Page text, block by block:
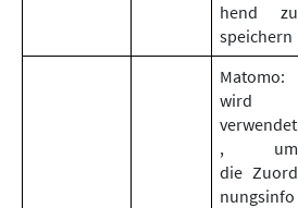
hend zu
speichern
Matomo:
wird
verwendet
, um
die Zuord
nungsinfo